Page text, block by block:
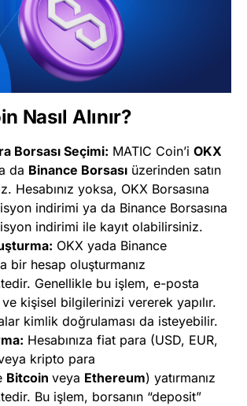
Nasıl Alınır?
Borsası Seçimi: MATIC Coin’i OKX
da Binance Borsası üzerinden satın
Hesabınız yoksa, OKX Borsasına
indirimi ya da Binance Borsasına
indirimi ile kayıt olabilirsiniz.
OKX yada Binance
bir hesap oluşturmanız
Genellikle bu işlem, e-posta
kişisel bilgilerinizi vererek yapılır.
kimlik doğrulaması da isteyebilir.
Hesabınıza fiat para (USD, EUR,
kripto para
Bitcoin veya Ethereum) yatırmanız
Bu işlem, borsanın “deposit”